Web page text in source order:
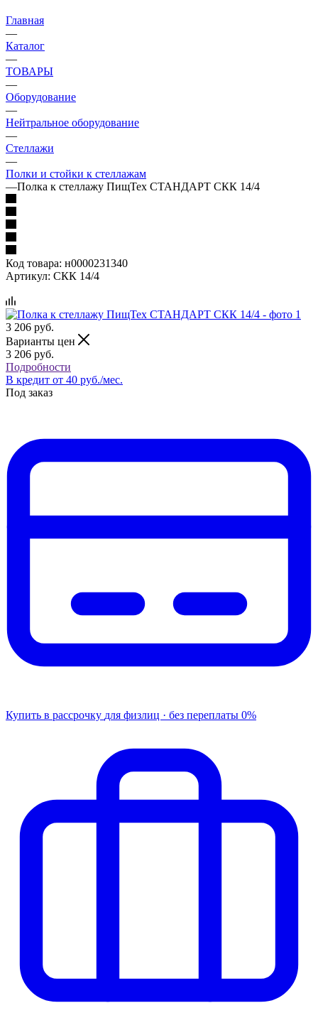
Главная
—
Каталог
—
ТОВАРЫ
—
Оборудование
—
Нейтральное оборудование
—
Стеллажи
—
Полки и стойки к стеллажам
—Полка к стеллажу ПищТех СТАНДАРТ СКК 14/4
Код товара: н0000231340
Артикул: СКК 14/4
3 206 руб.
Варианты цен
3 206 руб.
Подробности
В кредит от 40 руб./мес.
Под заказ
Купить в рассрочку для физлиц · без переплаты 0%